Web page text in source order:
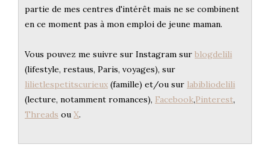
partie de mes centres d'intérêt mais ne se combinent
en ce moment pas à mon emploi de jeune maman.
Vous pouvez me suivre sur Instagram sur blogdelili
(lifestyle, restaus, Paris, voyages), sur
lilietlespetitscurieux (famille) et/ou sur labibliodelili
(lecture, notamment romances), Facebook,Pinterest,
Threads ou X.